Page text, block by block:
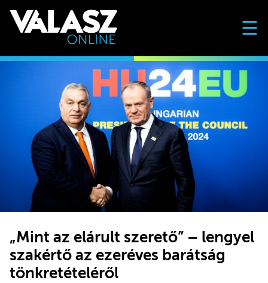
☰
„Mint az elárult szerető” – lengyel
szakértő az ezeréves barátság
tönkretételéről